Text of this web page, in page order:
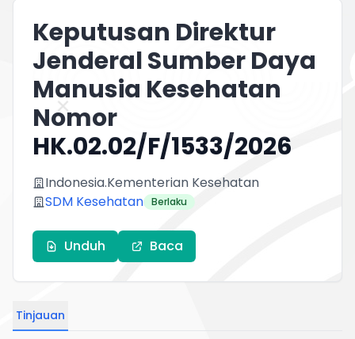
Keputusan Direktur
Jenderal Sumber Daya
Manusia Kesehatan
Nomor
HK.02.02/F/1533/2026
Indonesia.Kementerian Kesehatan
SDM Kesehatan Berlaku
Unduh Baca
Tinjauan